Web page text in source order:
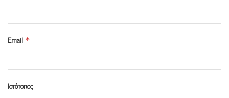
Email *
Ιστότοπος